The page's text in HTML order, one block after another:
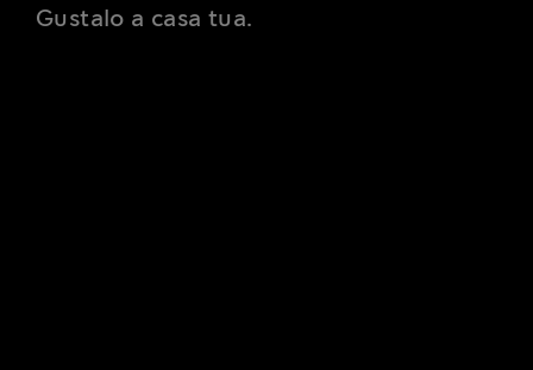
Gustalo a casa tua.